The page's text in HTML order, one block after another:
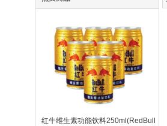
红牛维生素功能饮料250ml(RedBull/红